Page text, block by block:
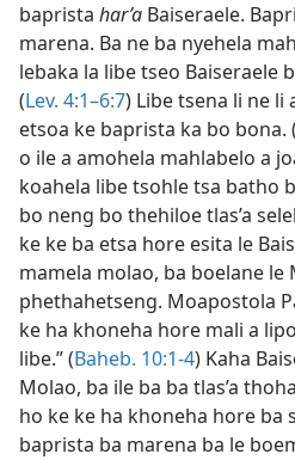
baprista har’a Baiseraele.
marena. Ba ne ba nyehela
lebaka la libe tseo Baiseraele
(Lev. 4:1–6:7) Libe tsena li ne li
etsoa ke baprista ka bo bona. (
o ile a amohela mahlabelo a
koahela libe tsohle tsa batho
bo neng bo thehiloe tlas’a
ke ke ba etsa hore esita le
mamela molao, ba boelane le
phethahetseng. Moapostola
ke ha khoneha hore mali a
libe.” (Baheb. 10:1-4) Kaha
Molao, ba ile ba ba tlas’a
ho ke ke ha khoneha hore ba
baprista ba marena ba le